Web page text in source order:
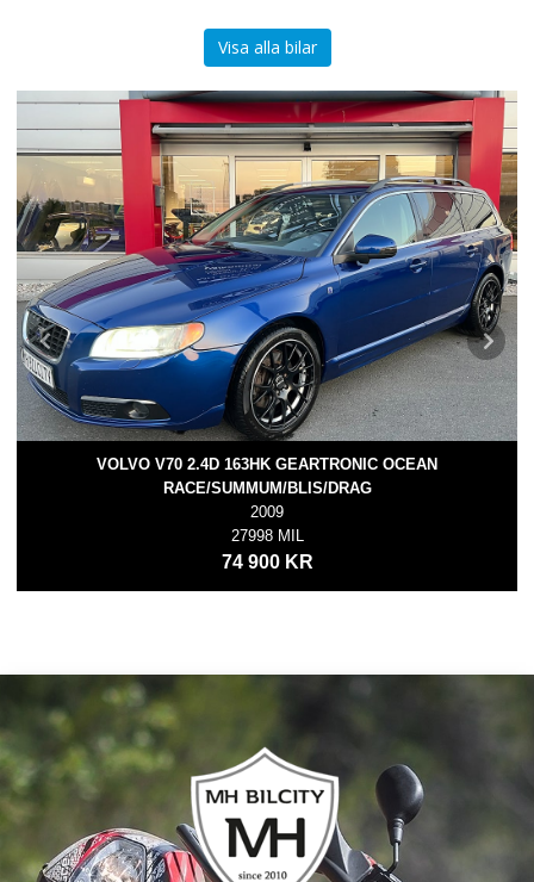
Visa alla bilar
VOLVO V70 2.4D 163HK GEARTRONIC OCEAN
RACE/SUMMUM/BLIS/DRAG
2009
27998 MIL
74 900 KR